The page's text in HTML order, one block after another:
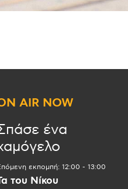
AIR NOW
ένα
εκπομπή: 12:00 - 13:00
του Νίκου